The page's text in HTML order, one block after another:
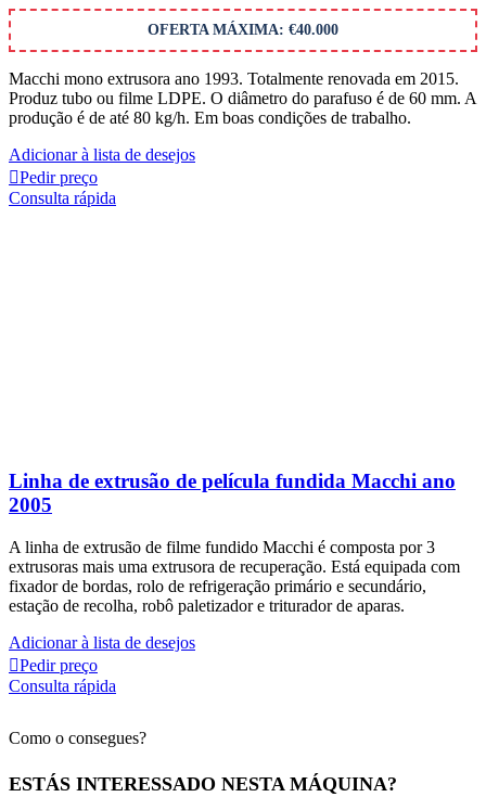
OFERTA MÁXIMA: €40.000
Macchi mono extrusora ano 1993. Totalmente renovada em 2015.
Produz tubo ou filme LDPE. O diâmetro do parafuso é de 60 mm. A
produção é de até 80 kg/h. Em boas condições de trabalho.
Adicionar à lista de desejos
Pedir preço
Consulta rápida
Linha de extrusão de película fundida Macchi ano
2005
A linha de extrusão de filme fundido Macchi é composta por 3
extrusoras mais uma extrusora de recuperação. Está equipada com
fixador de bordas, rolo de refrigeração primário e secundário,
estação de recolha, robô paletizador e triturador de aparas.
Adicionar à lista de desejos
Pedir preço
Consulta rápida
Como o consegues?
ESTÁS INTERESSADO NESTA MÁQUINA?